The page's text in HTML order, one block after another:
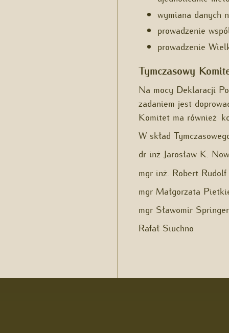
wymiana danych
prowadzenie
prowadzenie
Tymczasowy
Na mocy Deklaracji
zadaniem jest
Komitet ma również
W skład
dr inż Jarosław K.
mgr inż. Robert Rudolf
mgr Małgorzata
mgr Sławomir Springer
Rafał Siuchno